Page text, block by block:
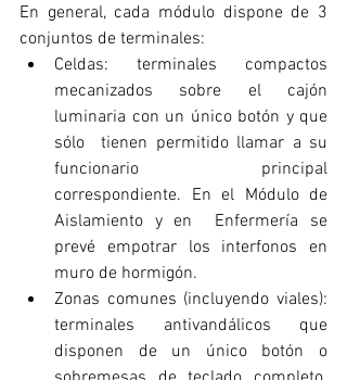
En general, cada módulo dispone de 3
conjuntos de terminales:
Celdas: terminales compactos
mecanizados sobre el cajón
luminaria con un único botón y que
sólo  tienen permitido llamar a su
funcionario principal
correspondiente. En el Módulo de
Aislamiento y en  Enfermería se
prevé empotrar los interfonos en
muro de hormigón.
Zonas comunes (incluyendo viales):
terminales antivandálicos que
disponen de un único botón o